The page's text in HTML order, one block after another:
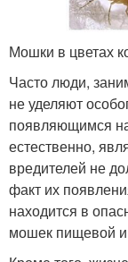
Мошки в цветах
Часто люди,
не уделяют
появляющимся
естественно,
вредителей не
факт их
находится в
мошек пищевой